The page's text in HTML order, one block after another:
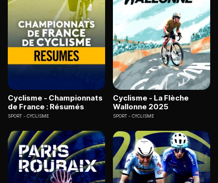
Cyclisme - Championnats
de France : Résumés
SPORT CYCLISME
Cyclisme - La Flèche
Wallonne 2025
SPORT CYCLISME